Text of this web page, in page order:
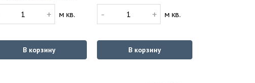
+ м кв.
В корзину
- + м кв.
В корзину